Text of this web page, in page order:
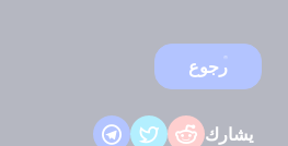
رجوع
يشارك